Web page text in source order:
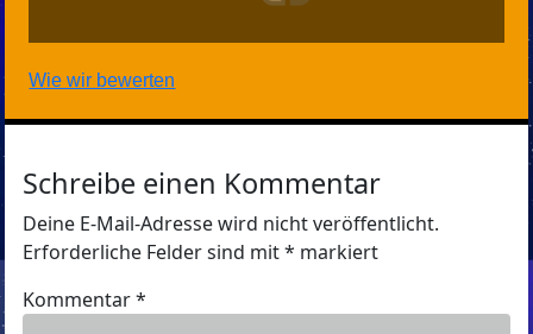
Wie wir bewerten
Schreibe einen Kommentar
Deine E-Mail-Adresse wird nicht veröffentlicht.
Erforderliche Felder sind mit* markiert
Kommentar*